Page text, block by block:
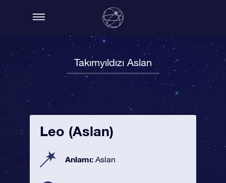
Takımyıldızı Aslan
Leo (Aslan)
Anlamı: Aslan